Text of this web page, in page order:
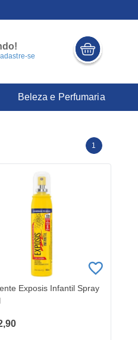
se
Beleza e Perfumaria
1
Exposis Infantil Spray